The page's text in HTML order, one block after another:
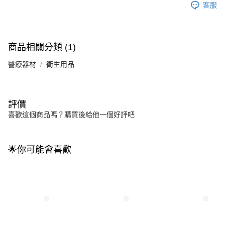
客服
商品相關分類 (1)
醫療器材 衛生用品
評價
喜歡這個商品嗎？購買後給他一個好評吧
🌟你可能會喜歡